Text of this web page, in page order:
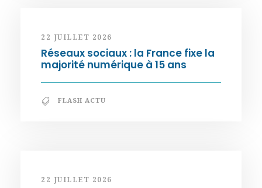
22 JUILLET 2026
Réseaux sociaux : la France fixe la
majorité numérique à 15 ans
FLASH ACTU
22 JUILLET 2026